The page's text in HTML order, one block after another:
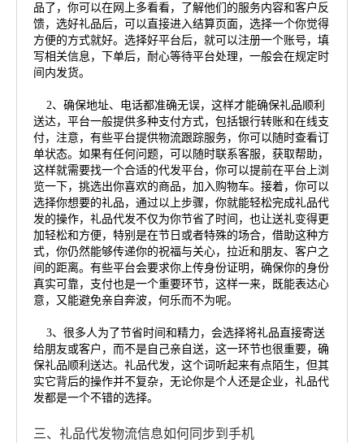
品了，你可以在网上多看看，了解他们的服务内容和客户反
馈，选好礼品后，可以直接进入结算页面，选择一个你觉得
方便的方式就好。选择好平台后，就可以注册一个账号，填
写相关信息，下单后，耐心等待平台处理，一般会在规定时
间内发货。
2、确保地址、电话都准确无误，这样才能确保礼品顺利
送达，平台一般提供多种支付方式，包括银行转账和在线支
付，注意，有些平台提供物流跟踪服务，你可以随时查看订
单状态。如果有任何问题，可以随时联系客服，获取帮助，
这样就需要找一个合适的代发平台，你可以提前在平台上浏
览一下，挑选出你喜欢的商品，加入购物车。接着，你可以
选择你想要的礼品，通过以上步骤，你就能轻松完成礼品代
发的操作，礼品代发不仅为你节省了时间，也让送礼变得更
加轻松和方便，特别是在节日或者特殊的场合，借助这种方
式，你仍然能够传递你的祝福与关心，拉近和朋友、客户之
间的距离。有些平台会要求你上传身份证明，确保你的身份
真实可靠，支付也是一个重要环节，这样一来，既能表达心
意，又能避免亲自奔波，何乐而不为呢。
3、很多人为了节省时间和精力，会选择将礼品直接寄送
给朋友或客户，而不是自己亲自送，这一环节也很重要，确
保礼品顺利送达。礼品代发，这个词听起来有点陌生，但其
实它背后的操作并不复杂，无论你是个人还是企业，礼品代
发都是一个不错的选择。
三、礼品代发物流信息如何同步到手机